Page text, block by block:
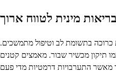
כרוכה בתשומת לב וטיפול מתמשכים.
תיקון מכשיר שבור. מאמצים קטנים